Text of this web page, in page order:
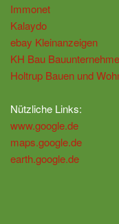
Immonet
Kalaydo
ebay Kleinanzeigen
KH Bau
Holtrup Bauen und
Nützliche Links:
www.google.de
maps.google.de
earth.google.de